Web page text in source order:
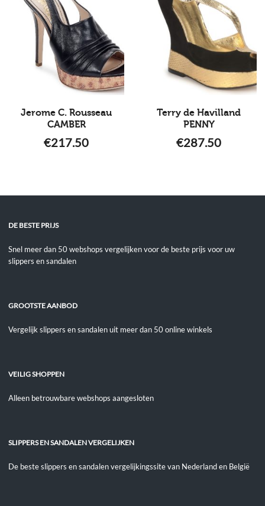
Jerome C. Rousseau
CAMBER
€217.50
Terry de Havilland
PENNY
€287.50
DE BESTE PRIJS
Snel meer dan 50 webshops vergelijken voor de beste prijs voor uw
slippers en sandalen
GROOTSTE AANBOD
Vergelijk slippers en sandalen uit meer dan 50 online winkels
VEILIG SHOPPEN
Alleen betrouwbare webshops aangesloten
SLIPPERS EN SANDALEN VERGELIJKEN
De beste slippers en sandalen vergelijkingssite van Nederland en België